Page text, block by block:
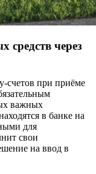
средств через
счетов при приёме
важных
в банке на
для
свои
на ввод в